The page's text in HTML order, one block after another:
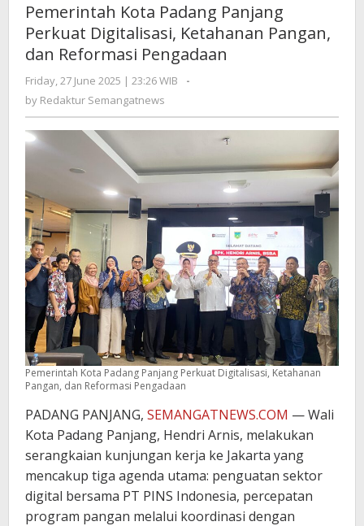
Pemerintah Kota Padang Panjang
Perkuat Digitalisasi, Ketahanan Pangan,
dan Reformasi Pengadaan
Friday, 27 June 2025 | 23:26 WIB
by
-
by Redaktur Semangatnews
Pemerintah Kota Padang Panjang Perkuat Digitalisasi, Ketahanan
Pangan, dan Reformasi Pengadaan
PADANG PANJANG, SEMANGATNEWS.COM — Wali
Kota Padang Panjang, Hendri Arnis, melakukan
serangkaian kunjungan kerja ke Jakarta yang
mencakup tiga agenda utama: penguatan sektor
digital bersama PT PINS Indonesia, percepatan
program pangan melalui koordinasi dengan